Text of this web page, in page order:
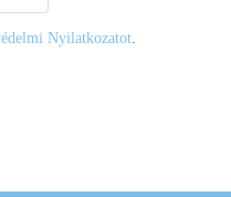
Nyilatkozatot.